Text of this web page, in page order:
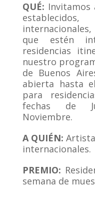
QUÉ: Invitamos
que estén
residencias
nuestro
de Buenos
abierta hasta
para
fechas de
Noviembre.
A QUIÉN:
internacionales.
PREMIO:
semana de